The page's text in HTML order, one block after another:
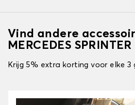
Vind andere
MERCEDES SPRINTER
Krijg 5% extra korting voor elke